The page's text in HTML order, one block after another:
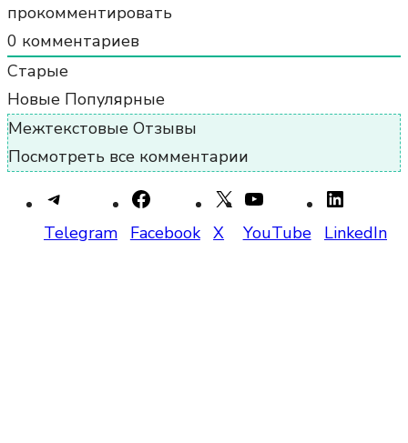
прокомментировать
0 комментариев
Старые
Новые Популярные
Межтекстовые Отзывы
Посмотреть все комментарии
Telegram Facebook X YouTube LinkedIn